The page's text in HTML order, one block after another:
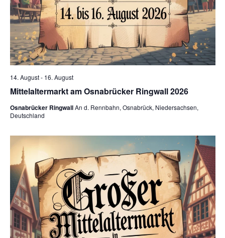
Mittelaltermarkt am Osnabrücker Ringwall 2026
14. August- 16. August
Osnabrücker RingwallAn d. Rennbahn, Osnabrück, Niedersachsen,
Deutschland